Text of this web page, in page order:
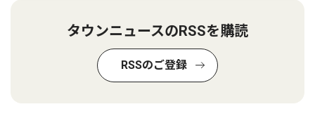
タウンニュースのRSSを購読
RSSのご登録